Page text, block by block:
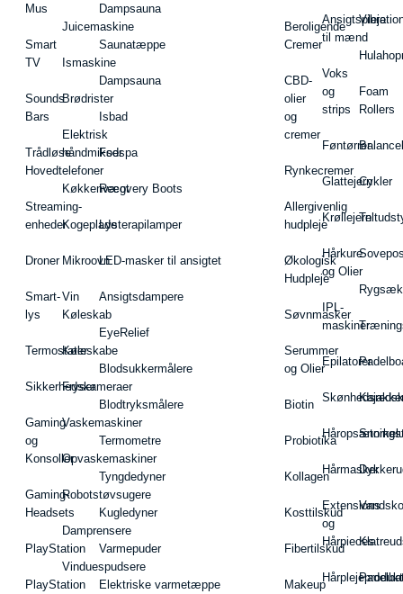
Mus
Smart
TV
Sounds
Bars
Trådløse
Hovedtelefoner
Streaming-
enheder
Droner
Smart-
lys
Termostater
Sikkerhedskameraer
Gaming
og
Konsoller
Gaming-
Headsets
PlayStation
PlayStation
Juicemaskine
Ismaskine
Brødrister
Elektrisk
håndmikser
Køkkenvægt
Kogeplade
Mikroovn
Vin
Køleskab
Køleskabe
Fryser
Vaskemaskiner
Opvaskemaskiner
Robotstøvsugere
Damprensere
Vinduespudsere
Dampsauna
Saunatæppe
Dampsauna
Isbad
Fodspa
Recovery Boots
Lysterapilamper
LED-masker til ansigtet
Ansigtsdampere
EyeRelief
Blodsukkermålere
Blodtryksmålere
Termometre
Tyngdedyner
Kugledyner
Varmepuder
Elektriske varmetæppe
Beroligende
Cremer
CBD-
olier
og
cremer
Rynkecremer
Allergivenlig
hudpleje
Økologisk
Hudpleje
Søvnmasker
Serummer
og Olier
Biotin
Probiotika
Kollagen
Kosttilskud
Fibertilskud
Makeup
Ansigtspleje
til mænd
Voks
og
strips
Føntørrer
Glattejern
Krøllejern
Hårkure
og Olier
IPL-
maskiner
Epilatorer
Hårmasker
Extensions
og
Hårpieces
Foam
Rollers
Cykler
Vandsko